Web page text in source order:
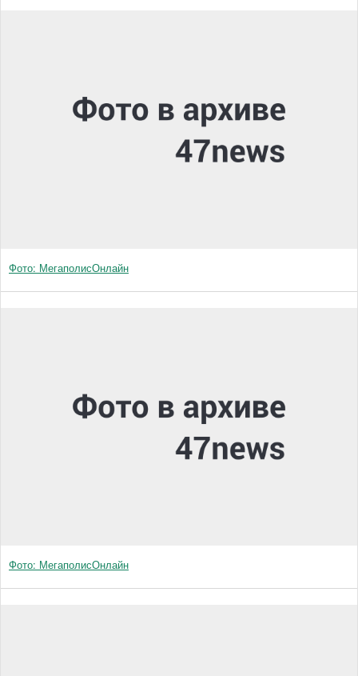
Фото: МегаполисОнлайн
Фото: МегаполисОнлайн